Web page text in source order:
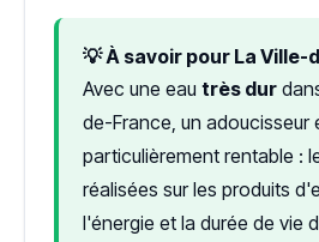
💡 À savoir pour La Ville-
Avec une eau très dur
de-France, un adoucisseur
particulièrement rentable :
réalisées sur les produits
l'énergie et la durée de vie